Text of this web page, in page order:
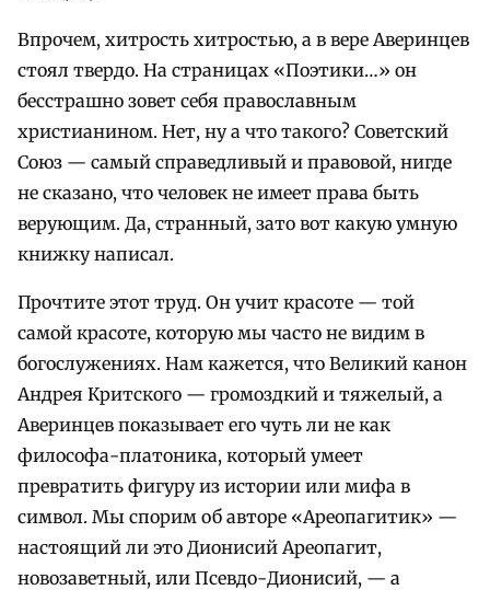
Впрочем, хитрость хитростью, а в вере Аверинцев
стоял твердо. На страницах «Поэтики…» он
бесстрашно зовет себя православным
христианином. Нет, ну а что такого? Советский
Союз — самый справедливый и правовой, нигде
не сказано, что человек не имеет права быть
верующим. Да, странный, зато вот какую умную
книжку написал.
Прочтите этот труд. Он учит красоте — той
самой красоте, которую мы часто не видим в
богослужениях. Нам кажется, что Великий канон
Андрея Критского — громоздкий и тяжелый, а
Аверинцев показывает его чуть ли не как
философа-платоника, который умеет
превратить фигуру из истории или мифа в
символ. Мы спорим об авторе «Ареопагитик» —
настоящий ли это Дионисий Ареопагит,
новозаветный, или Псевдо-Дионисий, — а